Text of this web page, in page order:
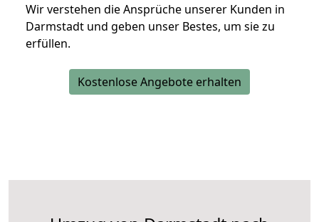
Wir verstehen die Ansprüche unserer Kunden in
Darmstadt und geben unser Bestes, um sie zu
erfüllen.
Kostenlose Angebote erhalten